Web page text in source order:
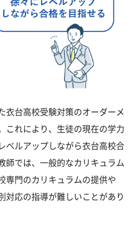
衣台高校受験対策のオーダーメ
これにより、生徒の現在の学力
ベルアップしながら衣台高校合
師では、一般的なカリキュラム
専門のカリキュラムの提供や
対応の指導が難しいことがあり